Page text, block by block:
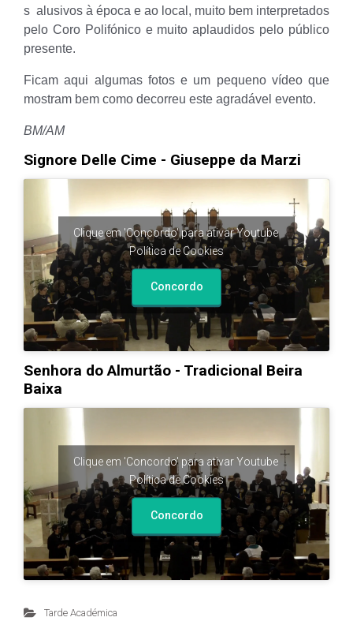
s alusivos à época e ao local, muito bem interpretados
pelo Coro Polifónico e muito aplaudidos pelo público
presente.
Ficam aqui algumas fotos e um pequeno vídeo que
mostram bem como decorreu este agradável evento.
BM/AM
Signore Delle Cime - Giuseppe da Marzi
Clique em 'Concordo' para ativar Youtube
Política de Cookies
Concordo
Senhora do Almurtão - Tradicional Beira
Baixa
Clique em 'Concordo' para ativar Youtube
Política de Cookies
Concordo
Tarde Académica